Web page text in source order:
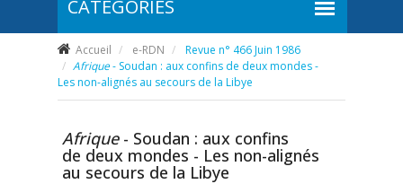
Accueil e-RDN
Revue n° 466 Juin 1986
Afrique- Soudan : aux confins de deux mondes -
Les non-alignés au secours de la Libye
Afrique - Soudan : aux confins
de deux mondes - Les non-alignés
au secours de la Libye